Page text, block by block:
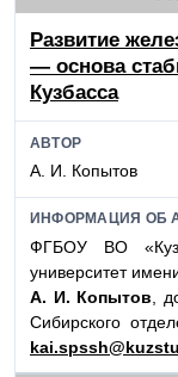
Развитие
— основа
Кузбасса
АВТОР
А. И. Копытов
ИНФОРМАЦИЯ ОБ
ФГБОУ ВО
университет
А. И. Копытов ,
Сибирского